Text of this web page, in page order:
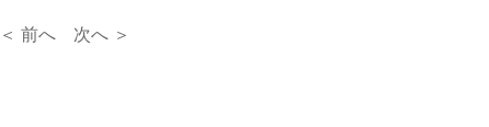
＜ 前へ 次へ ＞